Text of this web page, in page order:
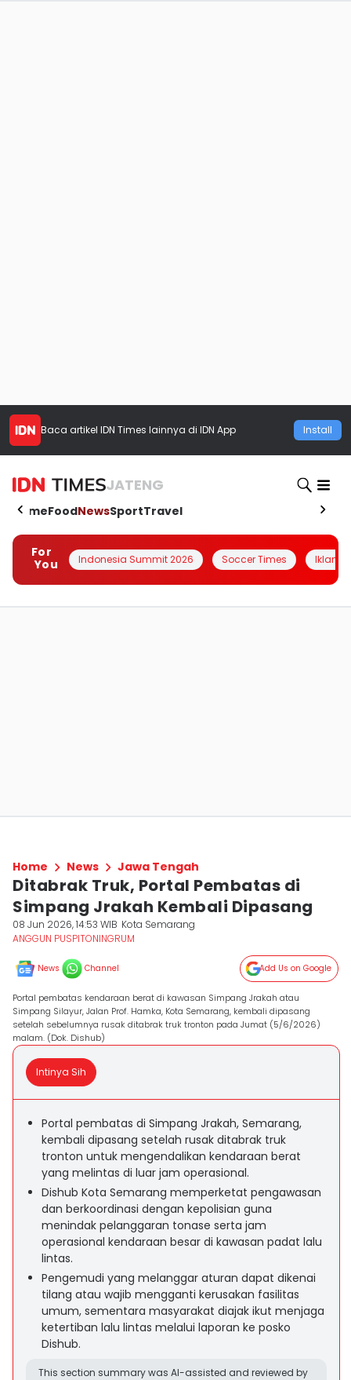
Baca artikel IDN Times lainnya di IDN App Install
JATENG
HomeFoodNewsSportTravel
For
You
Indonesia Summit 2026 Soccer Times Iklanin
Home News Jawa Tengah
Ditabrak Truk, Portal Pembatas di
Simpang Jrakah Kembali Dipasang
08 Jun 2026, 14:53 WIB Kota Semarang
ANGGUN PUSPITONINGRUM
News Channel Add Us on Google
Portal pembatas kendaraan berat di kawasan Simpang Jrakah atau
Simpang Silayur, Jalan Prof. Hamka, Kota Semarang, kembali dipasang
setelah sebelumnya rusak ditabrak truk tronton pada Jumat (5/6/2026)
malam. (Dok. Dishub)
Intinya Sih
Portal pembatas di Simpang Jrakah, Semarang,
kembali dipasang setelah rusak ditabrak truk
tronton untuk mengendalikan kendaraan berat
yang melintas di luar jam operasional.
Dishub Kota Semarang memperketat pengawasan
dan berkoordinasi dengan kepolisian guna
menindak pelanggaran tonase serta jam
operasional kendaraan besar di kawasan padat lalu
lintas.
Pengemudi yang melanggar aturan dapat dikenai
tilang atau wajib mengganti kerusakan fasilitas
umum, sementara masyarakat diajak ikut menjaga
ketertiban lalu lintas melalui laporan ke posko
Dishub.
This section summary was AI-assisted and reviewed by